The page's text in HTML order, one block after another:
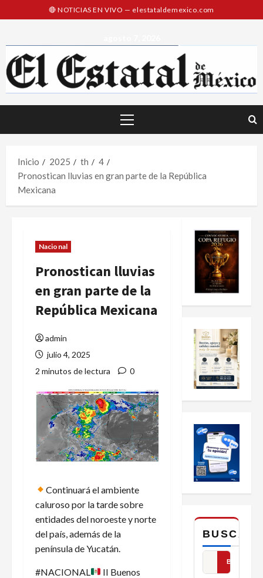
al
Menú
Inicio 2025 th
4
Pronostican lluvias en gran parte de la República
Mexicana
Nacional
Pronostican lluvias
en gran parte de la
República Mexicana
admin
julio 4, 2025
2 minutos de lectura
0
Continuará el ambiente
caluroso por la tarde sobre
entidades del noroeste y norte
del país, además de la
península de Yucatán.
#NACIONAL
II Buenos
BUSCAR
BUSCAR